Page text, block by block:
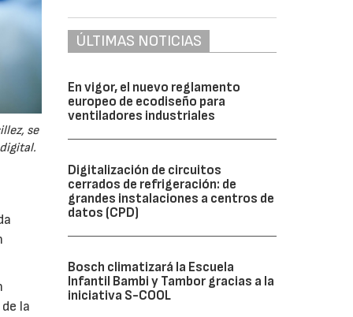
se
la
ÚLTIMAS NOTICIAS
En vigor, el nuevo reglamento
europeo de ecodiseño para
ventiladores industriales
Digitalización de circuitos
cerrados de refrigeración: de
grandes instalaciones a centros de
datos (CPD)
Bosch climatizará la Escuela
Infantil Bambi y Tambor gracias a la
iniciativa S-COOL